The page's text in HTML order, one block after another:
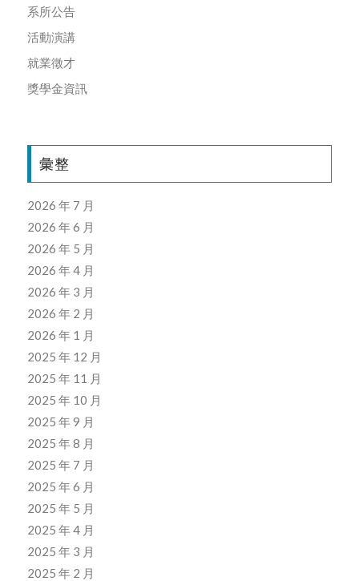
系所公告
活動演講
就業徵才
獎學金資訊
彙整
2026 年 7 月
2026 年 6 月
2026 年 5 月
2026 年 4 月
2026 年 3 月
2026 年 2 月
2026 年 1 月
2025 年 12 月
2025 年 11 月
2025 年 10 月
2025 年 9 月
2025 年 8 月
2025 年 7 月
2025 年 6 月
2025 年 5 月
2025 年 4 月
2025 年 3 月
2025 年 2 月